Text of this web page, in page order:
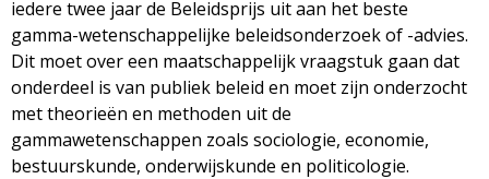
i
n
e
iedere twee jaar de Beleidsprijs uit aan het beste
gamma-wetenschappelijke beleidsonderzoek of -advies.
Dit moet over een maatschappelijk vraagstuk gaan dat
onderdeel is van publiek beleid en moet zijn onderzocht
met theorieën en methoden uit de
gammawetenschappen zoals sociologie, economie,
bestuurskunde, onderwijskunde en politicologie.